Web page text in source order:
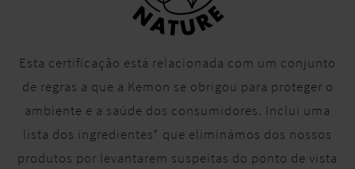
Esta certificação está relacionada com um conjunto
de regras a que a Kemon se obrigou para proteger o
ambiente e a saúde dos consumidores. Inclui uma
lista dos ingredientes* que eliminámos dos nossos
produtos por levantarem suspeitas do ponto de vista